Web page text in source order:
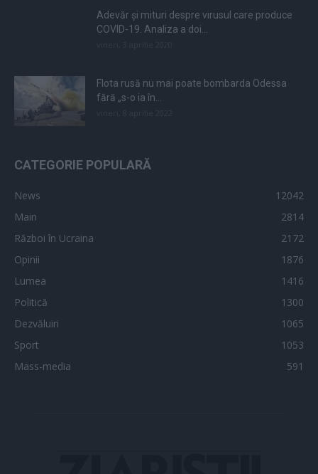
Adevăr și mituri despre virusul care produce
COVID-19. Analiza a doi...
Flota rusă nu mai poate bombarda Odessa
fără „s-o ia în...
CATEGORIE POPULARĂ
News
12042
Main
2814
Război în Ucraina
2172
Opinii
1876
Lumea
1416
Politică
1300
Dezvăluiri
1065
Sport
1053
Mass-media
591